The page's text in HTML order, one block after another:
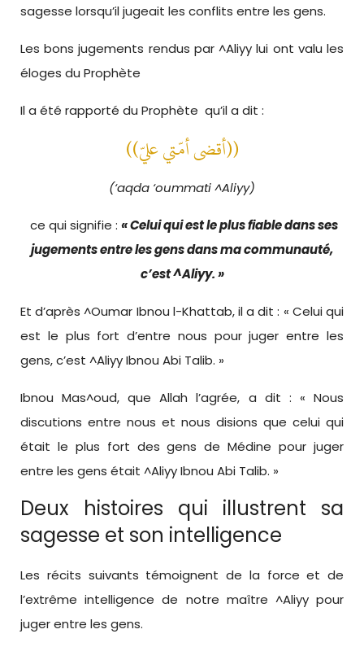
sagesse lorsqu’il jugeait les conflits entre les gens.
Les bons jugements rendus par ^Aliyy lui ont valu les
éloges du Prophète
Il a été rapporté du Prophète qu’il a dit :
((أقضى أمّتي عليّ))
(‘aqda ‘oummati ^Aliyy)
ce qui signifie : « Celui qui est le plus fiable dans ses
jugements entre les gens dans ma communauté,
c’est ^Aliyy. »
Et d’après ^Oumar Ibnou l-Khattab, il a dit : « Celui qui
est le plus fort d’entre nous pour juger entre les
gens, c’est ^Aliyy Ibnou Abi Talib. »
Ibnou Mas^oud, que Allah l’agrée, a dit : « Nous
discutions entre nous et nous disions que celui qui
était le plus fort des gens de Médine pour juger
entre les gens était ^Aliyy Ibnou Abi Talib. »
Deux histoires qui illustrent sa
sagesse et son intelligence
Les récits suivants témoignent de la force et de
l’extrême intelligence de notre maître ^Aliyy pour
juger entre les gens.